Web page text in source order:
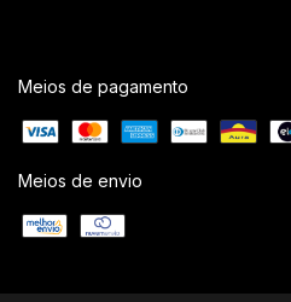
Meios de pagamento
Meios de envio